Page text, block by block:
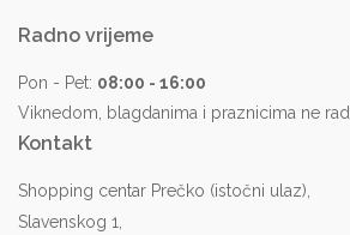
Radno vrijeme
Pon - Pet: 08:00 - 16:00
Viknedom, blagdanima i praznicima ne
Kontakt
Shopping centar Prečko (istočni ulaz),
Slavenskog 1,